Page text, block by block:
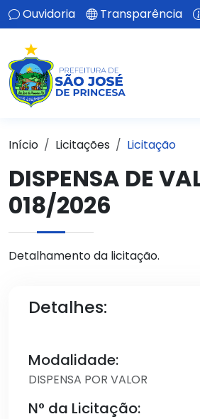
Ouvidoria Transparência
Início Licitações Licitação
DISPENSA DE
018/2026
Detalhamento da licitação.
Detalhes:
Modalidade:
DISPENSA POR VALOR
N° da Licitação: